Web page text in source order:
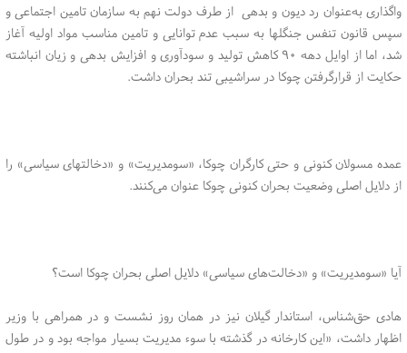
واگذاری به‌عنوان رد دیون و بدهی از طرف دولت نهم به سازمان تامین اجتماعی و
سپس قانون تنفس جنگلها به سبب عدم توانایی و تامین مناسب مواد اولیه آغاز
شد، اما از اوایل دهه ۹۰ کاهش تولید و سودآوری و افزایش بدهی و زیان انباشته
حکایت از قرارگرفتن چوکا در سراشیبی تند بحران داشت.
عمده مسولان کنونی و حتی کارگران چوکا، «سومدیریت» و «دخالتهای سیاسی» را
از دلایل اصلی وضعیت بحران کنونی چوکا عنوان می‌کنند.
آیا «سومدیریت» و «دخالت‌های سیاسی» دلایل اصلی بحران چوکا است؟
هادی حق‌شناس، استاندار گیلان نیز در همان روز نشست و در همراهی با وزیر
اظهار داشت، «این کارخانه در گذشته با سوء مدیریت بسیار مواجه بود و در طول